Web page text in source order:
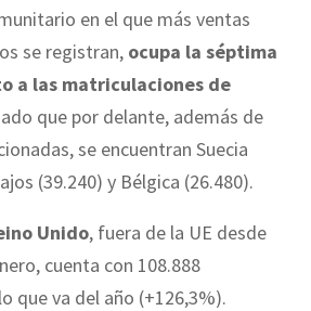
en el que más ventas
se registran, ocupa la séptima
a las matriculaciones de
que por delante, además de
se encuentran Suecia
(39.240) y Bélgica (26.480).
Unido, fuera de la UE desde
cuenta con 108.888
que va del año (+126,3%).